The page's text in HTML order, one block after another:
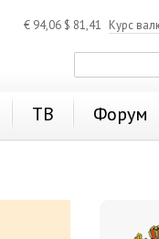
€ 94,06 $ 81,41 Курс
ТВ Форум